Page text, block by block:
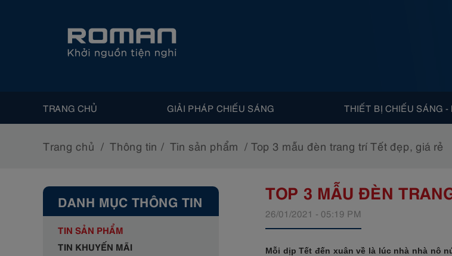
TRANG CHỦ GIẢI PHÁP CHIẾU SÁNG THIẾT BỊ CHIẾU SÁNG -
Trang chủ Thông tin Tin sản phẩm Top 3 mẫu đèn trang trí Tết đẹp, giá rẻ
DANH MỤC THÔNG TIN
TIN SẢN PHẨM
TIN KHUYẾN MÃI
TOP 3 MẪU ĐÈN
26/01/2021 - 05:19 PM
Mỗi dịp Tết đến xuân về là lúc nhà nhà nô